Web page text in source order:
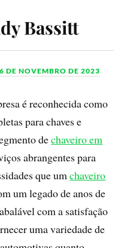
Bassitt
6 DE NOVEMBRO DE 2023
é reconhecida como
para chaves e
dechaveiro em
abrangentes para
que umchaveiro
um legado de anos de
com a satisfação
uma variedade de